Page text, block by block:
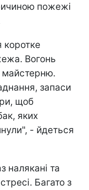
пожежі
коротке
Вогонь
майстерню.
запаси
щоб
яких
- йдеться
налякані та
Багато з